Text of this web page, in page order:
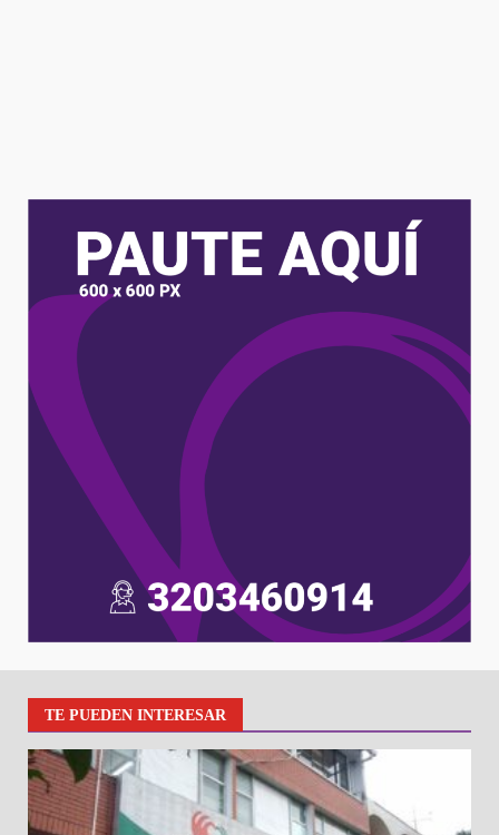
TE PUEDEN INTERESAR